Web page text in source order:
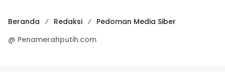
Beranda Redaksi
Pedoman Media Siber
@ Penamerahputih.com